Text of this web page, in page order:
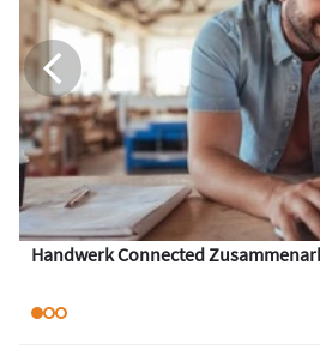
Handwerk Connected